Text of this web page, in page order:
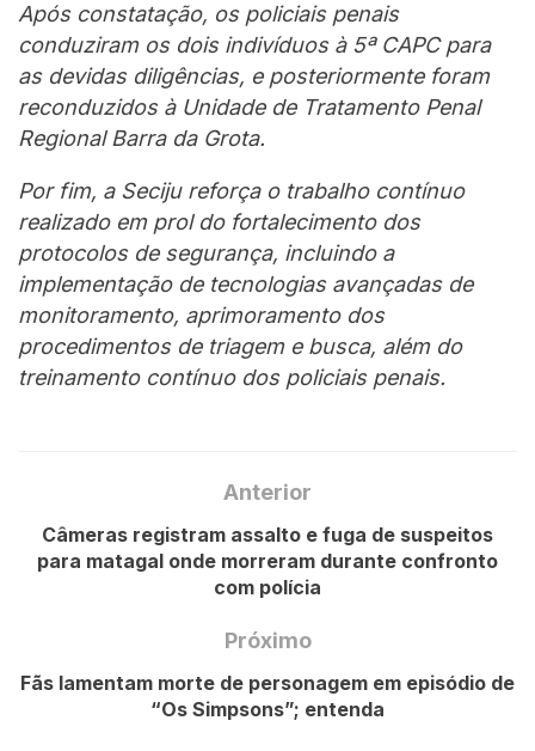
Após constatação, os policiais penais
conduziram os dois indivíduos à 5ª CAPC para
as devidas diligências, e posteriormente foram
reconduzidos à Unidade de Tratamento Penal
Regional Barra da Grota.
Por fim, a Seciju reforça o trabalho contínuo
realizado em prol do fortalecimento dos
protocolos de segurança, incluindo a
implementação de tecnologias avançadas de
monitoramento, aprimoramento dos
procedimentos de triagem e busca, além do
treinamento contínuo dos policiais penais.
Anterior
Câmeras registram assalto e fuga de suspeitos
para matagal onde morreram durante confronto
com polícia
Próximo
Fãs lamentam morte de personagem em episódio de
“Os Simpsons”; entenda